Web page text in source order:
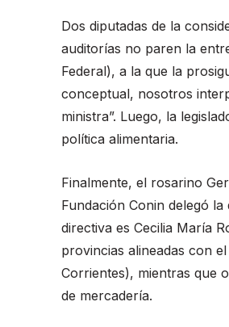
Dos diputadas de la
auditorías no paren la
Federal), a la que la
conceptual, nosotros
ministra”. Luego, la
política alimentaria.
Finalmente, el rosarino
Fundación Conin delegó
directiva es Cecilia María
provincias alineadas con
Corrientes), mientras que
de mercadería.